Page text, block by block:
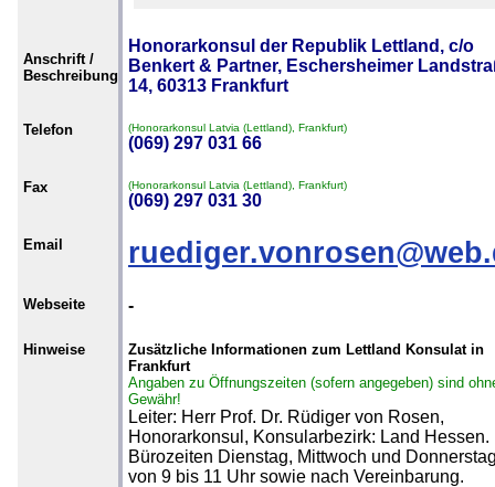
Anschrift /
Beschreibung
Honorarkonsul der Republik Lettland, c/o
Benkert & Partner, Eschersheimer
14, 60313 Frankfurt
Telefon (Honorarkonsul Latvia (Lettland), Frankfurt)
(069) 297 031 66
Fax (Honorarkonsul Latvia (Lettland), Frankfurt)
(069) 297 031 30
Email
Webseite -
Hinweise
Zusätzliche Informationen zum Lettland Konsulat in
Frankfurt
Angaben zu Öffnungszeiten (sofern angegeben) sind
Gewähr!
Leiter: Herr Prof. Dr. Rüdiger von Rosen,
Honorarkonsul, Konsularbezirk: Land Hessen.
Bürozeiten Dienstag, Mittwoch und
von 9 bis 11 Uhr sowie nach Vereinbarung.